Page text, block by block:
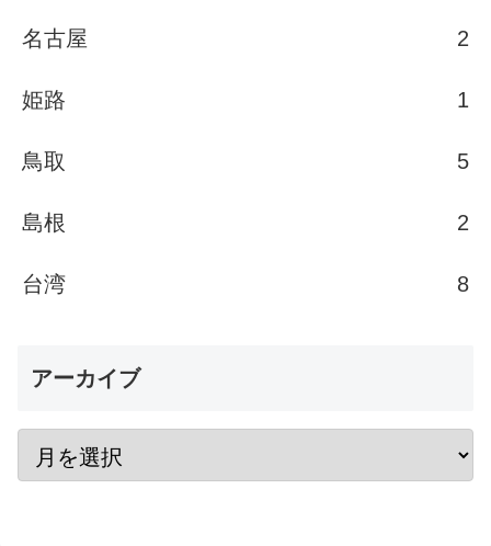
名古屋 2
姫路 1
鳥取 5
島根 2
台湾 8
アーカイブ